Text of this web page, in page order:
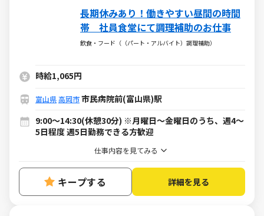
長期休みあり！働きやすい昼間の時間
帯 社員食堂にて調理補助のお仕事
飲食・フード（（パート・アルバイト）調理補助）
時給1,065円
富山県高岡市市民病院前(富山県)駅
9:00～14:30(休憩30分) ※月曜日～金曜日のうち、週4～
5日程度 週5日勤務できる方歓迎
仕事内容を見てみる
キープする 詳細を見る